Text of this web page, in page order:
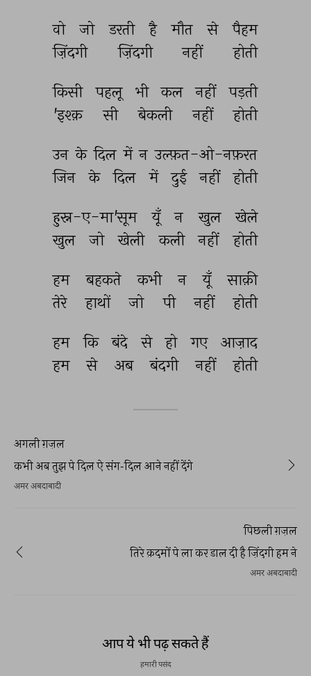
वो जो डरती है मौत से
पैहम
ज़िंदगी
ज़िंदगी नहीं होती
किसी पहलू भी कल नहीं
पड़ती
'इश्क़
सी बेकली नहीं होती
उन के दिल में न उल्फ़त-ओ-नफ़रत
जिन
के दिल में दुई नहीं होती
हुस्न-ए-मा'सूम यूँ न खुल
खेले
खुल
जो खेली कली नहीं होती
हम बहकते कभी न यूँ
साक़ी
तेरे
हाथों जो पी नहीं होती
हम कि बंदे से हो गए
आज़ाद
हम
से अब बंदगी नहीं होती
अगली ग़ज़ल
कभी अब तुझ पे दिल ऐ संग-दिल आने नहीं देंगे
अमर अबदाबादी
पिछली ग़ज़ल
तिरे क़दमों पे ला कर डाल दी है ज़िंदगी हम ने
अमर अबदाबादी
आप ये भी पढ़ सकते हैं
हमारी पसंद